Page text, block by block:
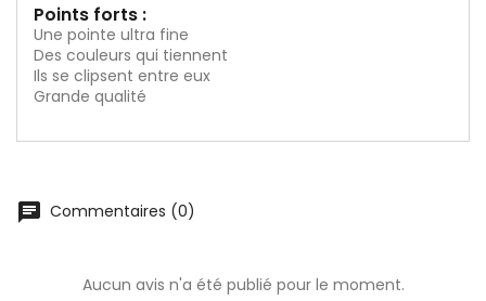
Points forts :
Une pointe ultra fine
Des couleurs qui tiennent
Ils se clipsent entre eux
Grande qualité
chat Commentaires (0)
Aucun avis n'a été publié pour le moment.